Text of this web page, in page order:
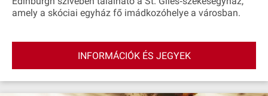
amely a skóciai egyház fő imádkozóhelye a városban.
INFORMÁCIÓK ÉS JEGYEK